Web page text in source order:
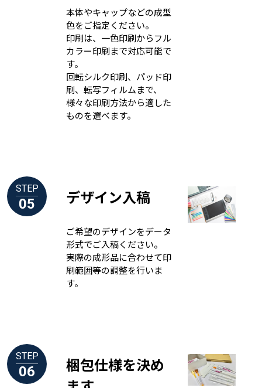
本体やキャップなどの成型
色をご指定ください。
印刷は、一色印刷からフル
カラー印刷まで対応可能で
す。
回転シルク印刷、パッド印
刷、転写フィルムまで、
様々な印刷方法から適した
ものを選べます。
STEP
05 デザイン入稿
ご希望のデザインをデータ
形式でご入稿ください。
実際の成形品に合わせて印
刷範囲等の調整を行いま
す。
STEP
06
梱包仕様を決め